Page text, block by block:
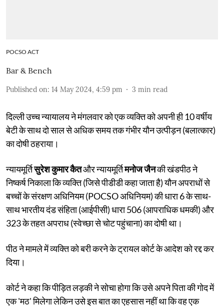
POCSO ACT
Bar & Bench
Published on: 14 May 2024, 4:59 pm 3 min read
दिल्ली उच्च न्यायालय ने मंगलवार को एक व्यक्ति को अपनी ही 10 वर्षीय
बेटी के साथ दो साल से अधिक समय तक गंभीर यौन उत्पीड़न (बलात्कार)
का दोषी ठहराया।
न्यायमूर्तिसुरेश कुमार कैतऔर न्यायमूर्तिमनोज जैनकी खंडपीठ ने
निष्कर्ष निकाला कि व्यक्ति (जिसे पीडीडी कहा जाता है) यौन अपराधों से
बच्चों के संरक्षण अधिनियम (POCSO अधिनियम) की धारा 6 के साथ-
साथ भारतीय दंड संहिता (आईपीसी) धारा 506 (आपराधिक धमकी) और
323 के तहत अपराध (स्वेच्छा से चोट पहुंचाना) का दोषी था।
पीठ ने मामले में व्यक्ति को बरी करने के ट्रायल कोर्ट के आदेश को रद्द कर
दिया।
कोर्ट ने कहा कि पीड़ित लड़की ने सोचा होगा कि उसे अपने पिता की गोद में
एक 'मठ' मिलेगा लेकिन उसे इस बात का एहसास नहीं था कि वह एक